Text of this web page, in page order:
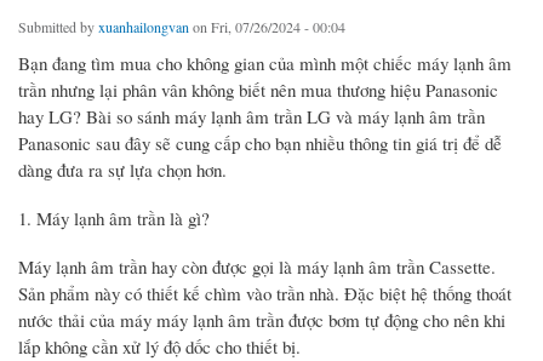
Submitted byxuanhailongvan on Fri, 07/26/2024 - 00:04
Bạn đang tìm mua cho không gian của mình một chiếc máy lạnh âm
trần nhưng lại phân vân không biết nên mua thương hiệu Panasonic
hay LG? Bài so sánh máy lạnh âm trần LG và máy lạnh âm trần
Panasonic sau đây sẽ cung cấp cho bạn nhiều thông tin giá trị để dễ
dàng đưa ra sự lựa chọn hơn.
1. Máy lạnh âm trần là gì?
Máy lạnh âm trần hay còn được gọi là máy lạnh âm trần Cassette.
Sản phẩm này có thiết kế chìm vào trần nhà. Đặc biệt hệ thống thoát
nước thải của máy máy lạnh âm trần được bơm tự động cho nên khi
lắp không cần xử lý độ dốc cho thiết bị.